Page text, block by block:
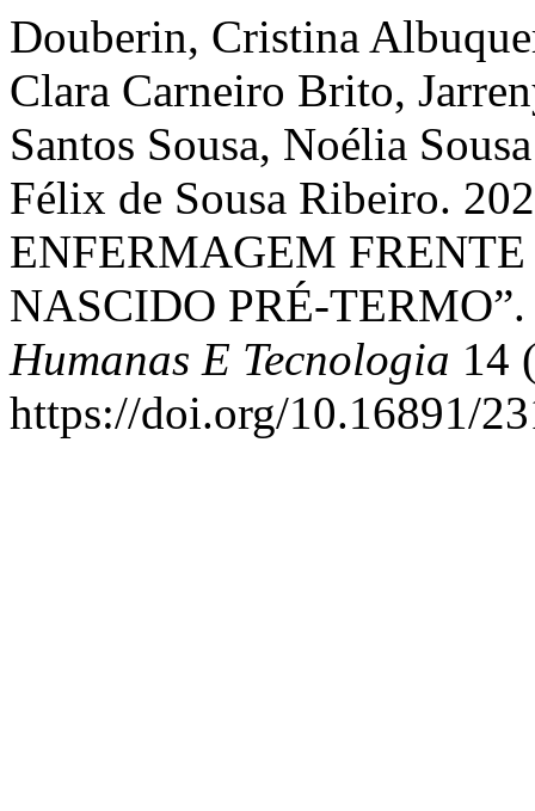
Douberin, Cristina
Clara Carneiro Brito,
Santos Sousa, Noélia
Félix de Sousa Ribeiro.
ENFERMAGEM
NASCIDO PRÉ-
Humanas E Tecnologia 14
https://doi.org/10.16891/